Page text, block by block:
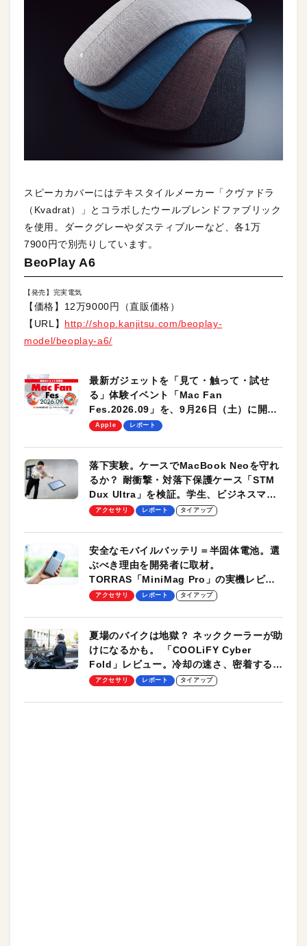
スピーカカバーにはテキスタイルメーカー「クヴァドラ
（Kvadrat）」とコラボしたウールブレンドファブリック
を使用。ダークグレーやダスティブルーなど、各1万
7900円で別売りしています。
BeoPlay A6
【発売】完実電気
【価格】12万9000円（直販価格）
【URL】 http://shop.kanjitsu.com/beoplay-
model/beoplay-a6/
最新ガジェットを「見て・触って・試せ
る」体験イベント「Mac Fan
Fes.2026.09」を、9月26日（土）に開催
します！
Apple レポート
落下実験。ケースでMacBook Neoを守れ
るか？ 耐衝撃・対落下保護ケース「STM
Dux Ultra」を検証。学生、ビジネスマン
のモバイルユースに最適！
アクセサリ レポート タイアップ
安全なモバイルバッテリ＝半固体電池。選
ぶべき理由を開発者に取材。
TORRAS「MiniMag Pro」の実機レビュ
ーも
アクセサリ レポート タイアップ
夏場のバイクは地獄？ ネッククーラーが助
けになるかも。 「COOLiFY Cyber
Fold」レビュー。冷却の速さ、密着する冷
却プレート、シンプルな操作性がグッド！
アクセサリ レポート タイアップ